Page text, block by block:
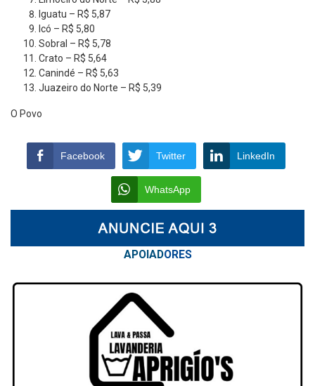
Iguatu – R$ 5,87
Icó – R$ 5,80
Sobral – R$ 5,78
Crato – R$ 5,64
Canindé – R$ 5,63
Juazeiro do Norte – R$ 5,39
O Povo
Facebook Twitter LinkedIn
WhatsApp
APOIADORES